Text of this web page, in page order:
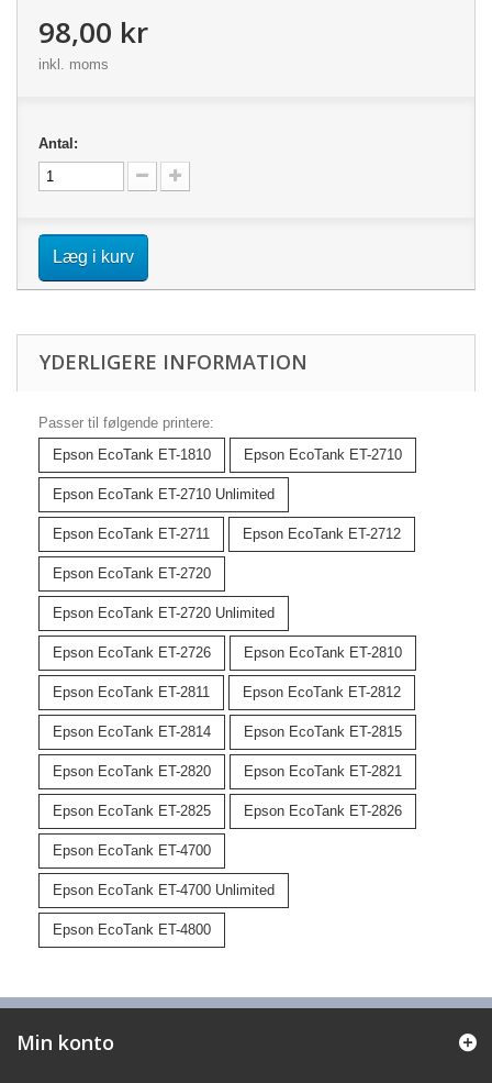
98,00 kr
inkl. moms
Antal:
Læg i kurv
YDERLIGERE INFORMATION
Passer til følgende printere:
Epson EcoTank ET-1810
Epson EcoTank ET-2710
Epson EcoTank ET-2710 Unlimited
Epson EcoTank ET-2711 Epson EcoTank ET-2712
Epson EcoTank ET-2720
Epson EcoTank ET-2720 Unlimited
Epson EcoTank ET-2726 Epson EcoTank ET-2810
Epson EcoTank ET-2811 Epson EcoTank ET-2812
Epson EcoTank ET-2814 Epson EcoTank ET-2815
Epson EcoTank ET-2820 Epson EcoTank ET-2821
Epson EcoTank ET-2825 Epson EcoTank ET-2826
Epson EcoTank ET-4700
Epson EcoTank ET-4700 Unlimited
Epson EcoTank ET-4800
Min konto